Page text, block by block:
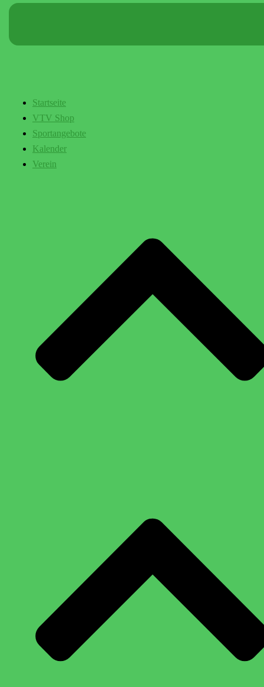
Startseite
VTV Shop
Sportangebote
Kalender
Verein